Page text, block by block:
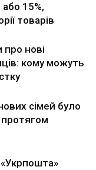
15%,
товарів
про нові
кому можуть
сімей було
протягом